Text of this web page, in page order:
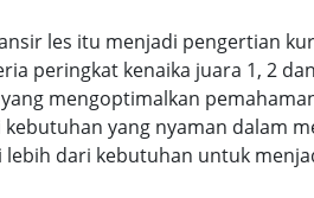
les itu menjadi pengertian
peringkat kenaika juara 1, 2
mengoptimalkan
yang nyaman dalam
dari kebutuhan untuk